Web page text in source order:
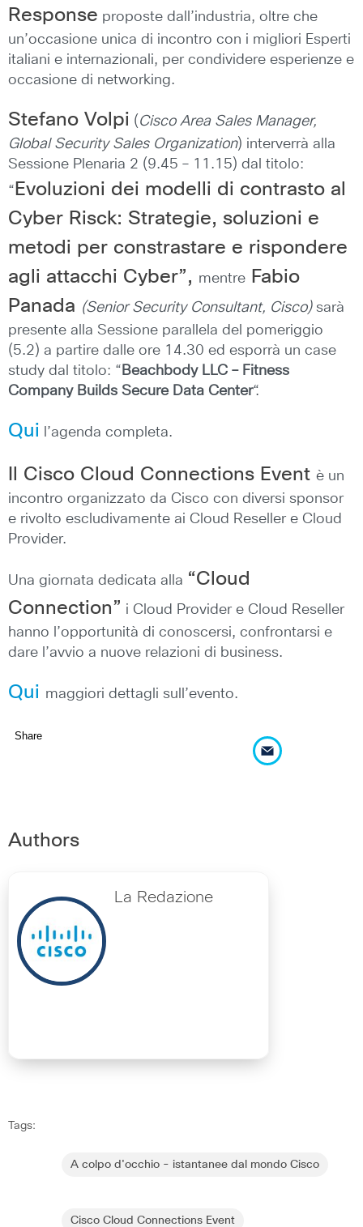
Response proposte dall’industria, oltre che
un’occasione unica di incontro con i migliori Esperti
italiani e internazionali, per condividere esperienze e
occasione di networking.
Stefano Volpi ( Cisco Area Sales Manager,
Global Security Sales Organization) interverrà alla
Sessione Plenaria 2 (9.45 – 11.15) dal titolo:
“ Evoluzioni dei modelli di contrasto al
Cyber Risck: Strategie, soluzioni e
metodi per constrastare e rispondere
agli attacchi Cyber”, mentre
Fabio
Panada (Senior Security Consultant, Cisco)sarà
presente alla Sessione parallela del pomeriggio
(5.2) a partire dalle ore 14.30 ed esporrà un case
study dal titolo: “ Beachbody LLC – Fitness
Company Builds Secure Data Center“.
Qui l’agenda completa.
Il Cisco Cloud Connections Event è un
incontro organizzato da Cisco con diversi sponsor
e rivolto escludivamente ai Cloud Reseller e Cloud
Provider.
Una giornata dedicata alla “Cloud
Connection” i Cloud Provider e Cloud Reseller
hanno l’opportunità di conoscersi, confrontarsi e
dare l’avvio a nuove relazioni di business.
Qui maggiori dettagli sull’evento.
Share
Authors
La Redazione
Tags:
A colpo d'occhio - istantanee dal mondo Cisco
Cisco Cloud Connections Event